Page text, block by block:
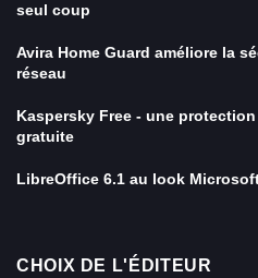
seul coup
Avira Home Guard améliore la
réseau
Kaspersky Free - une
gratuite
LibreOffice 6.1 au look
CHOIX DE L'ÉDITEUR